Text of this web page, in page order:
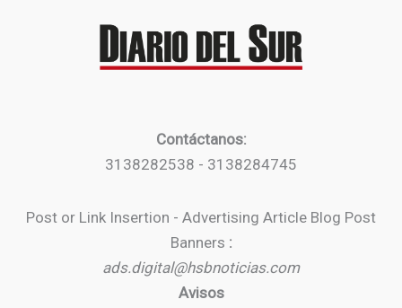
Contáctanos:
3138282538 - 3138284745
Post or Link Insertion - Advertising Article Blog Post
Banners :
ads.digital@hsbnoticias.com
Avisos